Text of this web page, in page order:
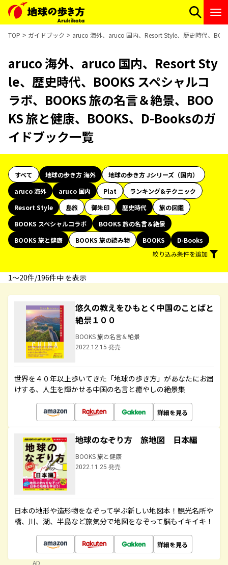
TOP ガイドブック aruco 海外、aruco 国内、Resort Style、歴史時代、
aruco 海外、aruco 国内、Resort Sty
le、歴史時代、BOOKS スペシャルコ
ラボ、BOOKS 旅の名言＆絶景、BOO
KS 旅と健康、BOOKS、D-Booksのガ
イドブック一覧
すべて 地球の歩き方 海外
地球の歩き方 Jシリーズ（国内）
aruco 海外
aruco 国内 Plat
ランキング&テクニック
Resort Style
島旅 御朱印 歴史時代
旅の図鑑
BOOKS スペシャルコラボ
BOOKS 旅の名言＆絶景
BOOKS 旅と健康
BOOKS 旅の読み物 BOOKS
D-Books
絞り込み条件を追加
1〜20件/196件中 を表示
悠久の教えをひもとく中国のことばと
絶景１００
BOOKS 旅の名言＆絶景
2022.12.15 発売
世界を４０年以上歩いてきた「地球の歩き方」があなたにお届
けする、人生を輝かせる中国の名言と癒やしの絶景集
詳細を見る
地球のなぞり方 旅地図 日本編
BOOKS 旅と健康
2022.11.25 発売
日本の地形や造形物をなぞって学ぶ新しい地図本！観光名所や
橋、川、湖、半島など旅気分で地図をなぞって脳もイキイキ！
詳細を見る
AD